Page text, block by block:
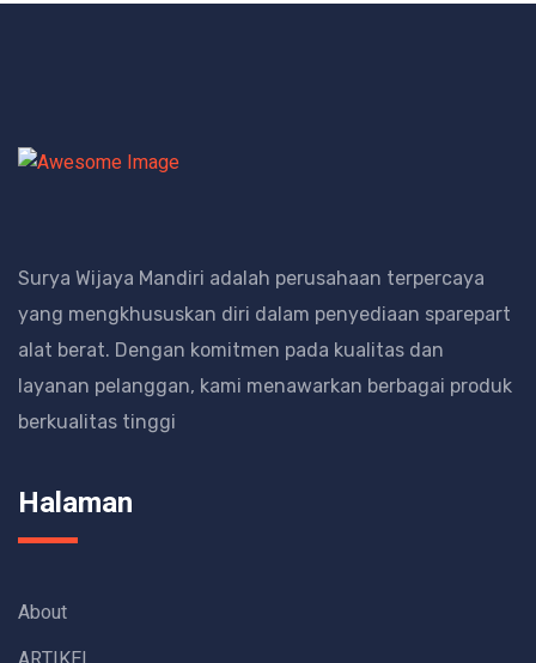
Surya Wijaya Mandiri adalah perusahaan terpercaya
yang mengkhususkan diri dalam penyediaan sparepart
alat berat. Dengan komitmen pada kualitas dan
layanan pelanggan, kami menawarkan berbagai produk
berkualitas tinggi
Halaman
About